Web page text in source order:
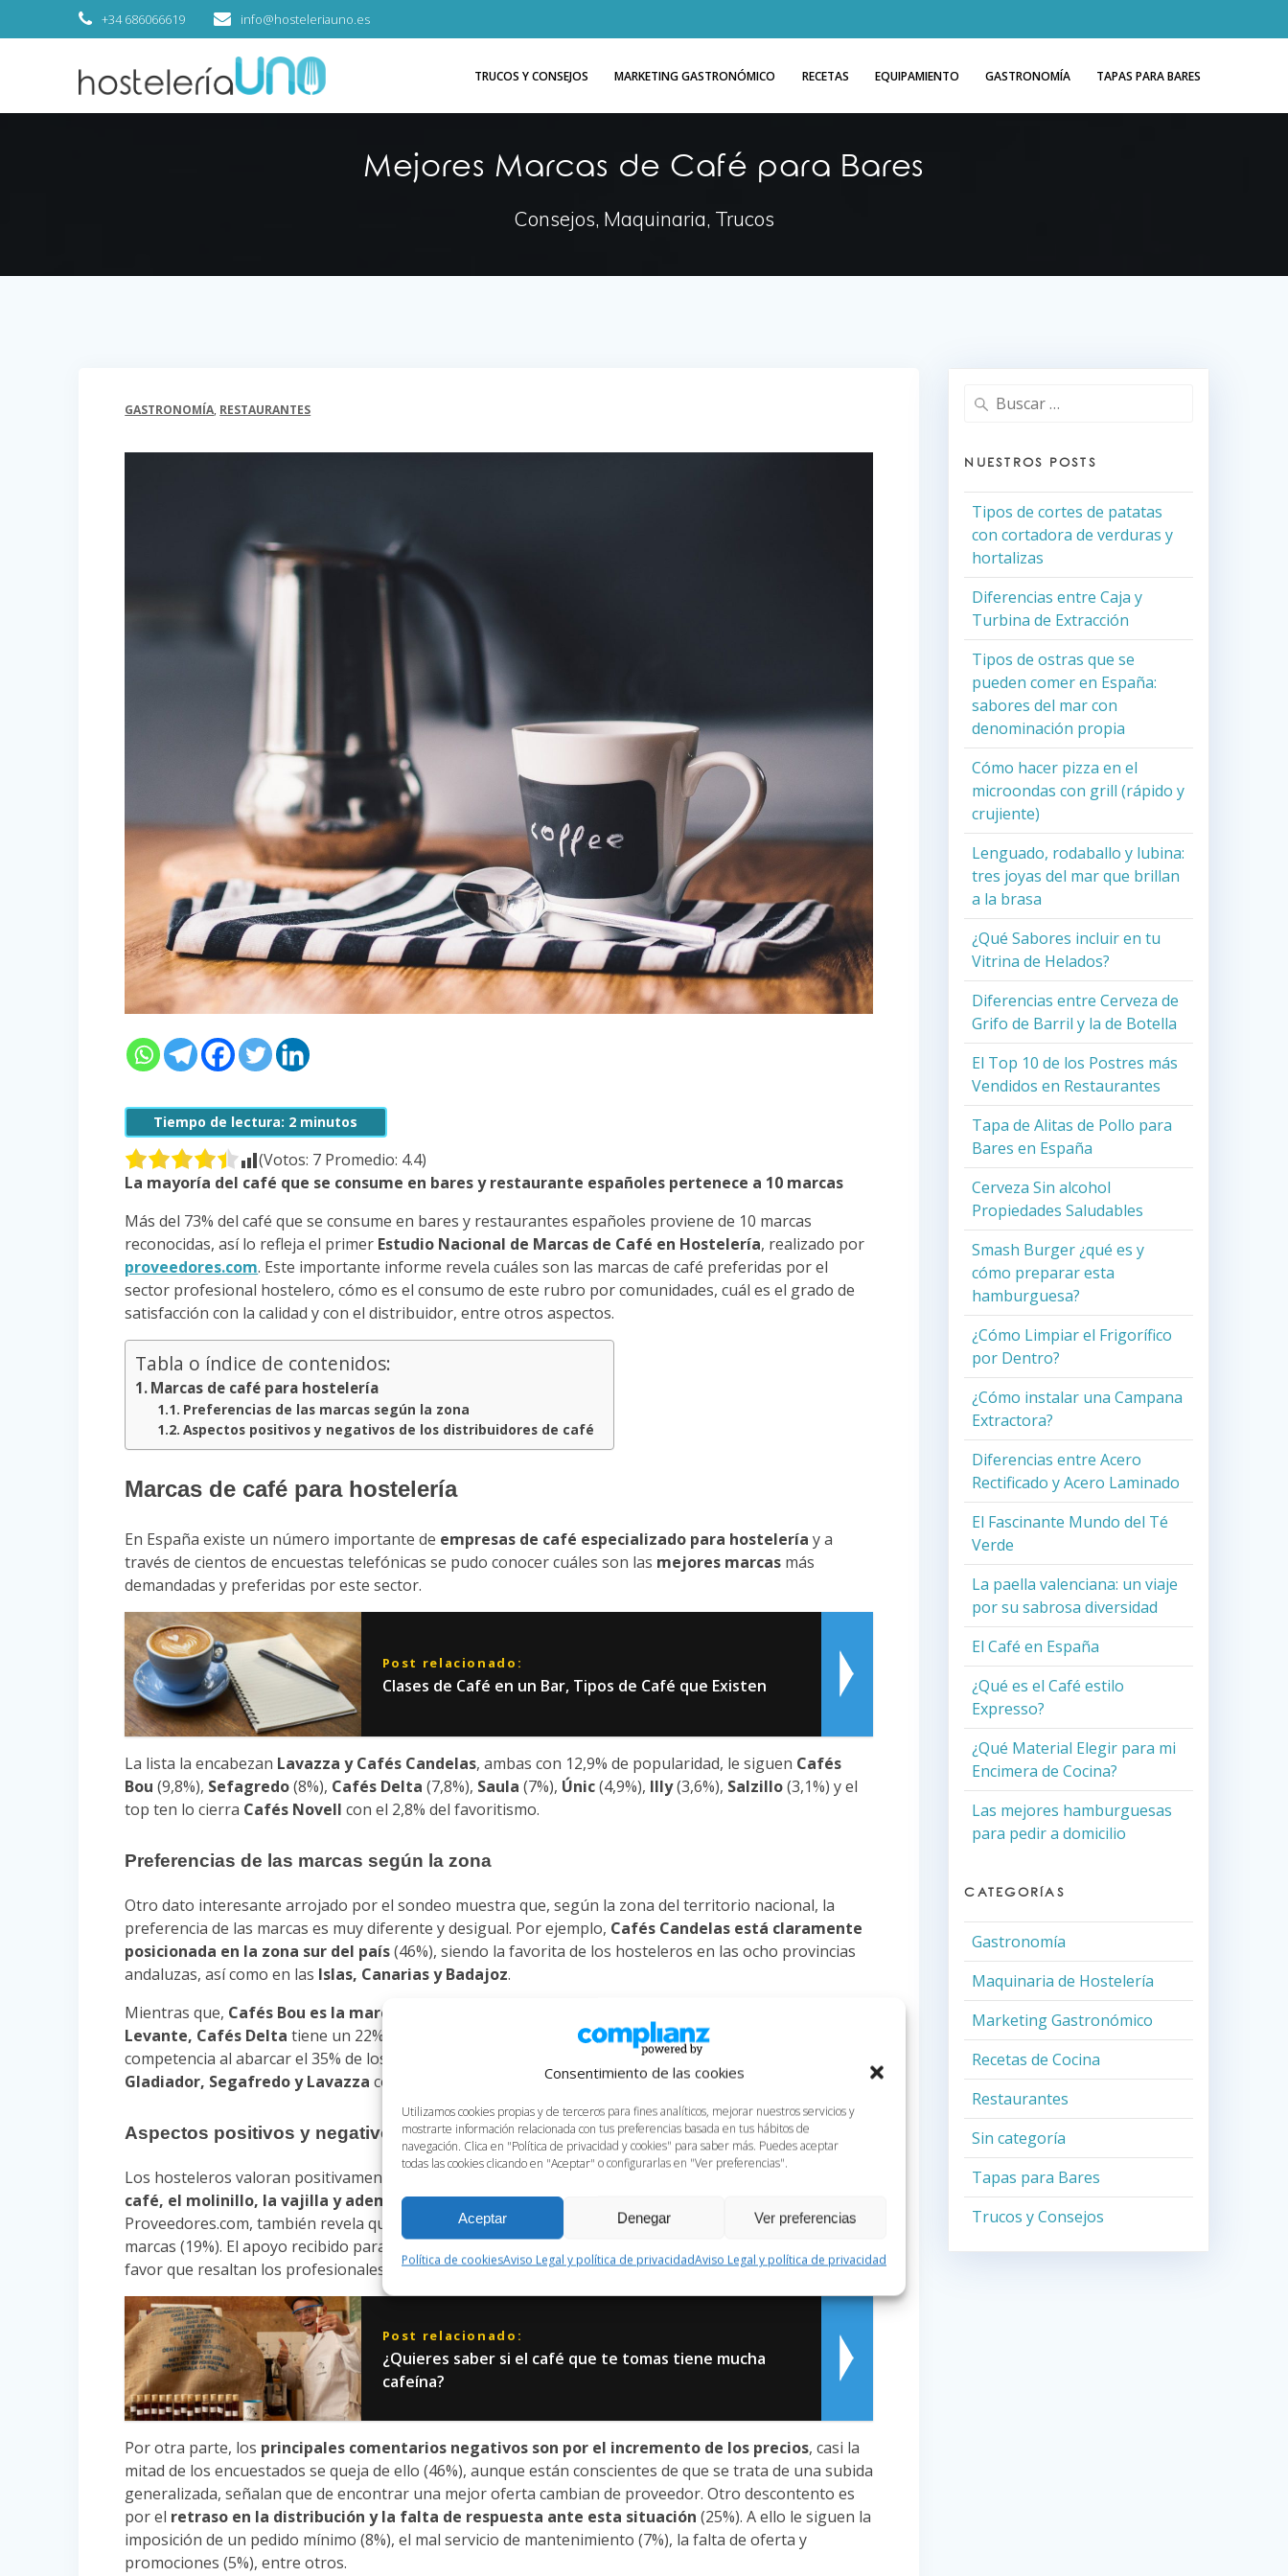
Consentimiento de las cookies
Utilizamos cookies propias y de terceros para fines analíticos, mejorar nuestros servicios y
mostrarte información relacionada con tus preferencias basada en tus hábitos de
navegación. Clica en "Política de privacidad y cookies" para saber más. Puedes aceptar
todas las cookies clicando en "Aceptar" o configurarlas en "Ver preferencias".
Aceptar Denegar Ver preferencias
Política de cookiesAviso Legal y política de privacidadAviso Legal y política de privacidad
+34 686066619 info@hosteleriauno.es
TRUCOS Y CONSEJOS MARKETING GASTRONÓMICO RECETAS EQUIPAMIENTO GASTRONOMÍA TAPAS PARA BARES
Mejores Marcas de Café para Bares
Consejos, Maquinaria, Trucos
GASTRONOMÍA, RESTAURANTES
Tiempo de lectura: 2 minutos
(Votos: 7 Promedio: 4.4)
La mayoría del café que se consume en bares y restaurante españoles pertenece a 10 marcas
Más del 73% del café que se consume en bares y restaurantes españoles proviene de 10 marcas
reconocidas, así lo refleja el primer Estudio Nacional de Marcas de Café en Hostelería, realizado por
proveedores.com. Este importante informe revela cuáles son las marcas de café preferidas por el
sector profesional hostelero, cómo es el consumo de este rubro por comunidades, cuál es el grado de
satisfacción con la calidad y con el distribuidor, entre otros aspectos.
Tabla o índice de contenidos:
Marcas de café para hostelería
Preferencias de las marcas según la zona
Aspectos positivos y negativos de los distribuidores de café
Marcas de café para hostelería
En España existe un número importante de empresas de café especializado para hostelería y a
través de cientos de encuestas telefónicas se pudo conocer cuáles son las mejores marcas más
demandadas y preferidas por este sector.
Post relacionado:
Clases de Café en un Bar, Tipos de Café que Existen
La lista la encabezan Lavazza y Cafés Candelas, ambas con 12,9% de popularidad, le siguen Cafés
Bou (9,8%), Sefagredo(8%), Cafés Delta (7,8%), Saula (7%), Únic(4,9%), Illy(3,6%), Salzillo(3,1%) y el
top ten lo cierra Cafés Novell con el 2,8% del favoritismo.
Preferencias de las marcas según la zona
Otro dato interesante arrojado por el sondeo muestra que, según la zona del territorio nacional, la
preferencia de las marcas es muy diferente y desigual. Por ejemplo, Cafés Candelas está claramente
posicionada en la zona sur del país(46%), siendo la favorita de los hosteleros en las ocho provincias
andaluzas, así como en las Islas, Canarias y Badajoz.
Mientras que, Cafés Bou es la marca número uno en la zona nordeste
Levante, Cafés Delta tiene un 22% de preferencia, y en el centro de la Península Lavazza
competencia al abarcar el 35% de los locales de hostelería. Si nos vamos a lazona norte del territorio,
Gladiador, Segafredo y Lavazza comparten el podio de los más demandados.
Aspectos positivos y negativos de los distribuidores de café
Los hosteleros valoran positivamente (58%) que los
proveedores de café suministren la máquina de
café, el molinillo, la vajilla y además realicen el mantenimiento de la cafetera
Proveedores.com, también revela que los clientes ven con buenos ojos las ofertas que hacen estas
marcas (19%). El apoyo recibido para la reapertura de los locales después del Covid, es otro punto a
favor que resaltan los profesionales de la hostelería (11%), así como los cursos de baristas (2%).
Post relacionado:
¿Quieres saber si el café que te tomas tiene mucha
cafeína?
Por otra parte, los principales comentarios negativos son por el incremento de los precios, casi la
mitad de los encuestados se queja de ello (46%), aunque están conscientes de que se trata de una subida
generalizada, señalan que de encontrar una mejor oferta cambian de proveedor. Otro descontento es
por el retraso en la distribución y la falta de respuesta ante esta situación (25%). A ello le siguen la
imposición de un pedido mínimo (8%), el mal servicio de mantenimiento (7%), la falta de oferta y
promociones (5%), entre otros.
Buscar:
NUESTROS POSTS
Tipos de cortes de patatas
con cortadora de verduras y
hortalizas
Diferencias entre Caja y
Turbina de Extracción
Tipos de ostras que se
pueden comer en España:
sabores del mar con
denominación propia
Cómo hacer pizza en el
microondas con grill (rápido y
crujiente)
Lenguado, rodaballo y lubina:
tres joyas del mar que brillan
a la brasa
¿Qué Sabores incluir en tu
Vitrina de Helados?
Diferencias entre Cerveza de
Grifo de Barril y la de Botella
El Top 10 de los Postres más
Vendidos en Restaurantes
Tapa de Alitas de Pollo para
Bares en España
Cerveza Sin alcohol
Propiedades Saludables
Smash Burger ¿qué es y
cómo preparar esta
hamburguesa?
¿Cómo Limpiar el Frigorífico
por Dentro?
¿Cómo instalar una Campana
Extractora?
Diferencias entre Acero
Rectificado y Acero Laminado
El Fascinante Mundo del Té
Verde
La paella valenciana: un viaje
por su sabrosa diversidad
El Café en España
¿Qué es el Café estilo
Expresso?
¿Qué Material Elegir para mi
Encimera de Cocina?
Las mejores hamburguesas
para pedir a domicilio
CATEGORÍAS
Gastronomía
Maquinaria de Hostelería
Marketing Gastronómico
Recetas de Cocina
Restaurantes
Sin categoría
Tapas para Bares
Trucos y Consejos